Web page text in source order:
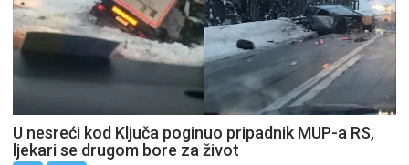
U nesreći kod Ključa poginuo pripadnik MUP-a RS,
ljekari se drugom bore za život